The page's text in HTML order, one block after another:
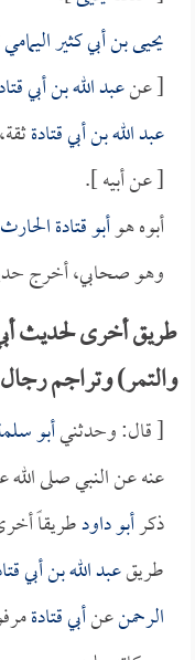
يحيى بن أبي كثير اليمامي
[ عنعبد الله بن أبي
عبد الله بن أبي قتادة
[ عن أبيه ].
أبوه هوأبو قتادة
وهو صحابي، أخرج
طريق أخرى لحديث
والتمر) وتراجم
[ قال: وحدثنيأبو
عنه عن النبي صلى
ذكرأبو داودطريقاً
طريقعبد الله بن أبي
الرحمنعنأبي قتادة